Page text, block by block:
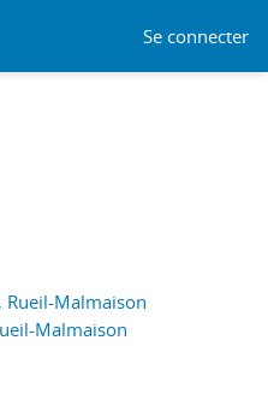
Se connecter
Rueil-Malmaison
Malmaison